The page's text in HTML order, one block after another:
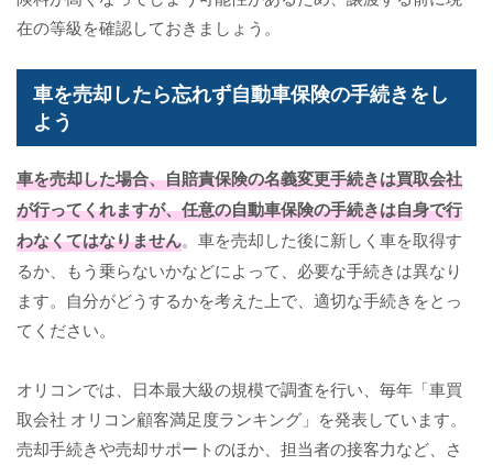
在の等級を確認しておきましょう。
車を売却したら忘れず自動車保険の手続きをし
よう
車を売却した場合、自賠責保険の名義変更手続きは買取会社
が行ってくれますが、任意の自動車保険の手続きは自身で行
わなくてはなりません。車を売却した後に新しく車を取得す
るか、もう乗らないかなどによって、必要な手続きは異なり
ます。自分がどうするかを考えた上で、適切な手続きをとっ
てください。
オリコンでは、日本最大級の規模で調査を行い、毎年「車買
取会社 オリコン顧客満足度ランキング」を発表しています。
売却手続きや売却サポートのほか、担当者の接客力など、さ